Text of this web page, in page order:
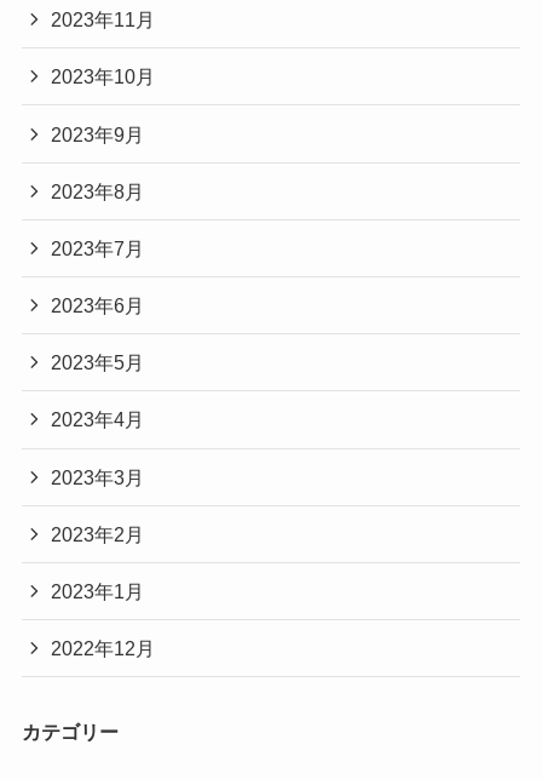
2023年11月
2023年10月
2023年9月
2023年8月
2023年7月
2023年6月
2023年5月
2023年4月
2023年3月
2023年2月
2023年1月
2022年12月
カテゴリー